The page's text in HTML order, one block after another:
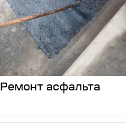
Ремонт асфальта